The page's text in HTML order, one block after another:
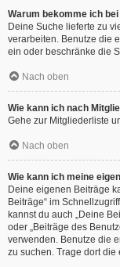
Warum bekomme ich
Deine Suche lieferte zu
verarbeiten. Benutze die
ein oder beschränke die
Nach oben
Wie kann ich nach
Gehe zur Mitgliederliste
Nach oben
Wie kann ich meine
Deine eigenen Beiträge
Beiträge“ im
kannst du auch „Deine
oder „Beiträge des
verwenden. Benutze die
zu suchen. Trage dort